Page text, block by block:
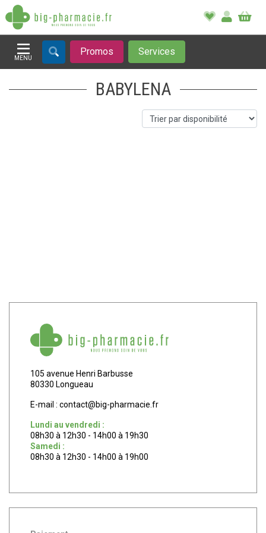
MENU
Afficher la navigation
Promos Services
BABYLENA
105 avenue Henri Barbusse
80330 Longueau
E-mail : contact@big-pharmacie.fr
Lundi au vendredi :
08h30 à 12h30 - 14h00 à 19h30
Samedi :
08h30 à 12h30 - 14h00 à 19h00